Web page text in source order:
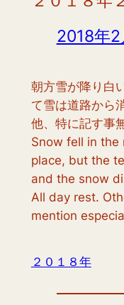
2018年2
朝方雪が降り白
て雪は道路から
他、特に記す事無
Snow fell in the
place, but the
and the snow
All day rest.
mention
２０１８年